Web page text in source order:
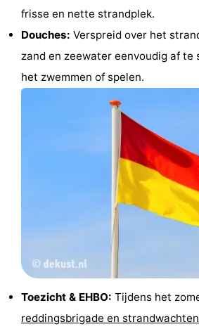
frisse en nette strandplek.
Douches: Verspreid over het
zand en zeewater eenvoudig af te
het zwemmen of spelen.
Toezicht & EHBO: Tijdens het
reddingsbrigade en strandwachten